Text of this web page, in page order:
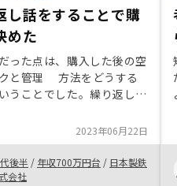
し話をすることで購
めた
った点は、購入した後の空
と管理 方法をどうする
うことでした。繰り返し
になると いうことで購入
。 ・運用については、こ
も繰り返し話を聞いて 考
うと思いました。
2023年06月22日
後半 / 年収700万円台 / 日本製鉄
会社